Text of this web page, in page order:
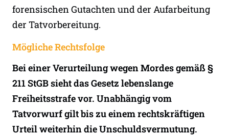
forensischen Gutachten und der Aufarbeitung
der Tatvorbereitung.
Mögliche Rechtsfolge
Bei einer Verurteilung wegen Mordes gemäß §
211 StGB sieht das Gesetz lebenslange
Freiheitsstrafe vor. Unabhängig vom
Tatvorwurf gilt bis zu einem rechtskräftigen
Urteil weiterhin die Unschuldsvermutung.